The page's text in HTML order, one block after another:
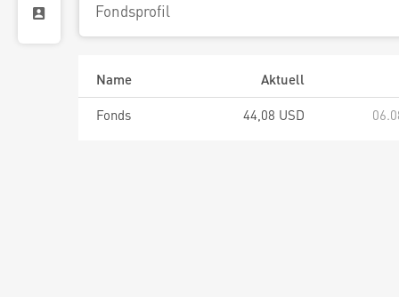
Fondsprofil
Name
Aktuell
Fonds
44,08 USD